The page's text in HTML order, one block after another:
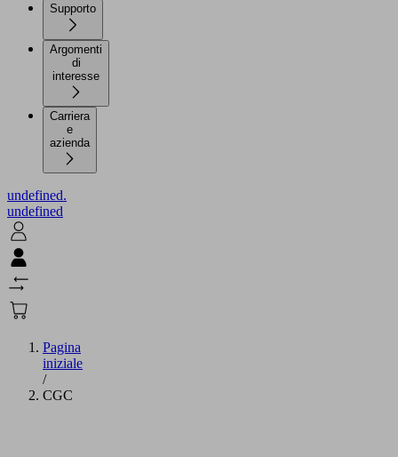
Supporto
Argomenti
di
Carriera
e
azienda
undefined.
undefined
Pagina
iniziale
/
CGC